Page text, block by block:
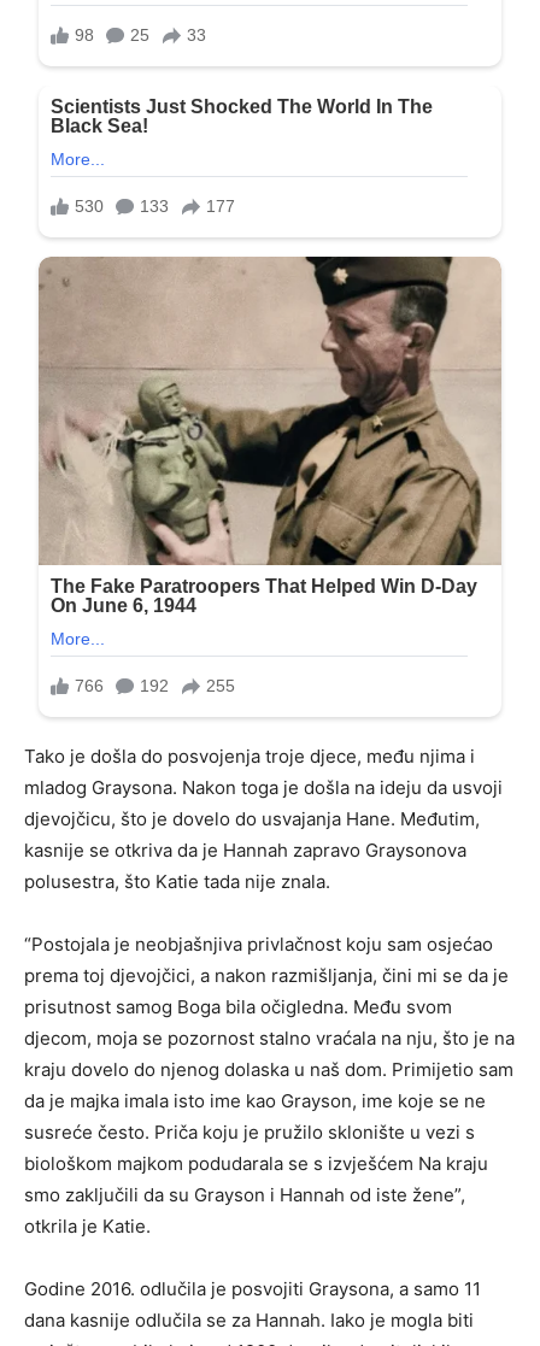
Tako je došla do posvojenja troje djece, među njima i
mladog Graysona. Nakon toga je došla na ideju da usvoji
djevojčicu, što je dovelo do usvajanja Hane. Međutim,
kasnije se otkriva da je Hannah zapravo Graysonova
polusestra, što Katie tada nije znala.
“Postojala je neobjašnjiva privlačnost koju sam osjećao
prema toj djevojčici, a nakon razmišljanja, čini mi se da je
prisutnost samog Boga bila očigledna. Među svom
djecom, moja se pozornost stalno vraćala na nju, što je na
kraju dovelo do njenog dolaska u naš dom. Primijetio sam
da je majka imala isto ime kao Grayson, ime koje se ne
susreće često. Priča koju je pružilo sklonište u vezi s
biološkom majkom podudarala se s izvješćem Na kraju
smo zaključili da su Grayson i Hannah od iste žene”,
otkrila je Katie.
Godine 2016. odlučila je posvojiti Graysona, a samo 11
dana kasnije odlučila se za Hannah. Iako je mogla biti